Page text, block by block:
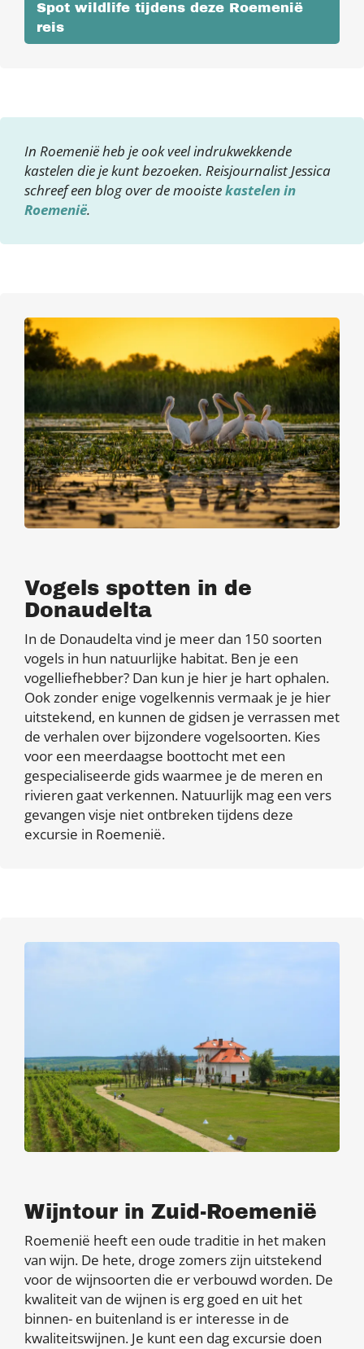
Spot wildlife tijdens deze Roemenië
reis
In Roemenië heb je ook veel indrukwekkende
kastelen die je kunt bezoeken. Reisjournalist Jessica
schreef een blog over de mooistekastelen in
Roemenië.
Vogels spotten in de
Donaudelta
In de Donaudelta vind je meer dan 150 soorten
vogels in hun natuurlijke habitat. Ben je een
vogelliefhebber? Dan kun je hier je hart ophalen.
Ook zonder enige vogelkennis vermaak je je hier
uitstekend, en kunnen de gidsen je verrassen met
de verhalen over bijzondere vogelsoorten. Kies
voor een meerdaagse boottocht met een
gespecialiseerde gids waarmee je de meren en
rivieren gaat verkennen. Natuurlijk mag een vers
gevangen visje niet ontbreken tijdens deze
excursie in Roemenië.
Wijntour in Zuid-Roemenië
Roemenië heeft een oude traditie in het maken
van wijn. De hete, droge zomers zijn uitstekend
voor de wijnsoorten die er verbouwd worden. De
kwaliteit van de wijnen is erg goed en uit het
binnen- en buitenland is er interesse in de
kwaliteitswijnen. Je kunt een dag excursie doen